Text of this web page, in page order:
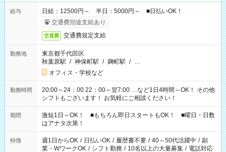
給与
日給：12500円～ 半日：5000円～ ■日払いOK！
交通費別途支給あり
交通費 交通費規定支給
勤務地
東京都千代田区
秋葉原駅 / 神保町駅 / 麹町駅 / …
オフィス・学校など
勤務時間
20:00～24：00 22：00～翌7:00 …など1日4時間～OK！ その他
シフトもございます！ お気軽にご相談ください！
期間
激短1日～OK！ ■もちろん即日スタートもOK！ ■曜日・日数
はアナタ次第！
特徴 週1日からOK / 日払いOK / 履歴書不要 / 40～50代活躍中 / 副
業・WワークOK / シフト勤務 / 10名以上の大量募集 / 電話対応